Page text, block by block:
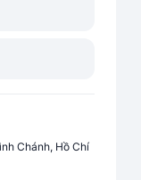
Chánh, Hồ Chí